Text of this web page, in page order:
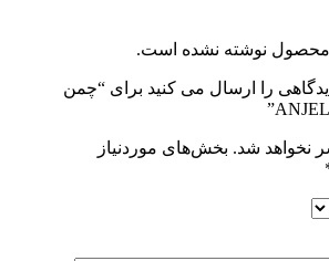
محصول نوشته نشده است.
را ارسال می کنید برای “چمن
نخواهد شد. بخش‌های موردنیاز